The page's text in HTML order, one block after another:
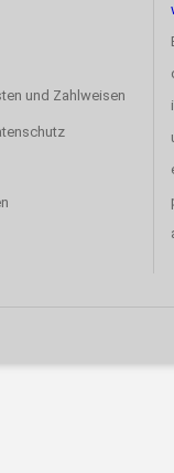
und Zahlweisen